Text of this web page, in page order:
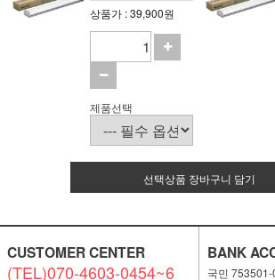
상품가 : 39,900원
제품선택
선택상품 장바구니 담기
CUSTOMER CENTER
(TEL)070-4603-0454~6
BANK
국민